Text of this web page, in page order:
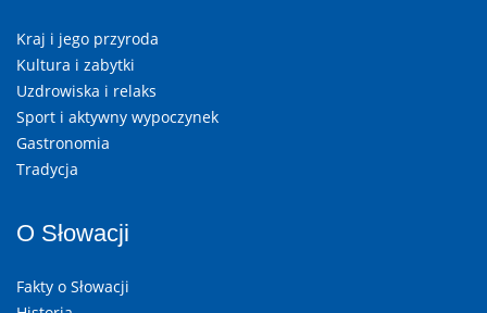
Kraj i jego przyroda
Kultura i zabytki
Uzdrowiska i relaks
Sport i aktywny wypoczynek
Gastronomia
Tradycja
O Słowacji
Fakty o Słowacji